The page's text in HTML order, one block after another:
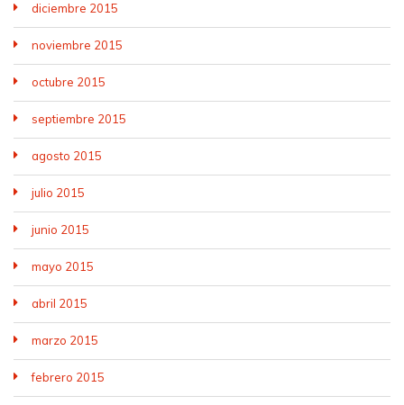
diciembre 2015
noviembre 2015
octubre 2015
septiembre 2015
agosto 2015
julio 2015
junio 2015
mayo 2015
abril 2015
marzo 2015
febrero 2015